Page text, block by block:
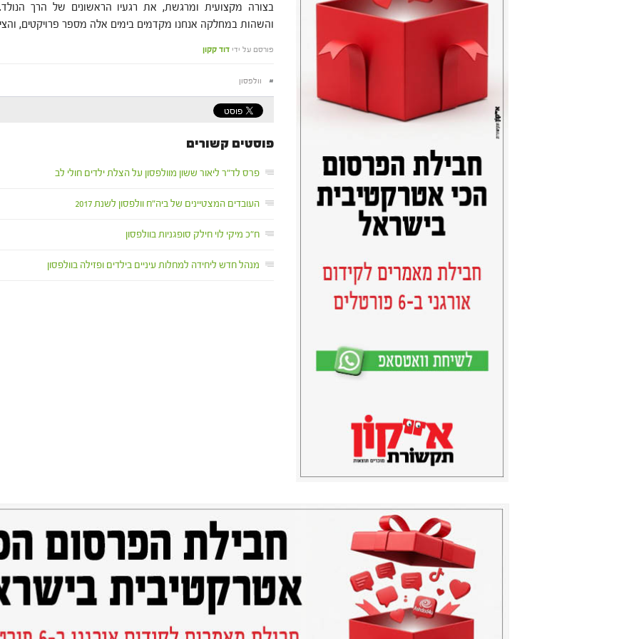
בצורה מקצועית ומרגשת, את רגעיו הראשונים של הרך
והשהות במחלקה אנחנו מקדמים בימים אלה מספר פרויקטים,
פורסם על ידי דוד קקון
# וולפסון
פוסטים קשורים
פרס לד"ר ליאור ששון מוולפסון על הצלת ילדים חולי לב
העובדים המצטיינים של ביה"ח וולפסון לשנת 2017
ח"כ מיקי לוי חילק סופגניות בוולפסון
מנהל חדש ליחידה למחלות עיניים בילדים ופזילה בוולפסון